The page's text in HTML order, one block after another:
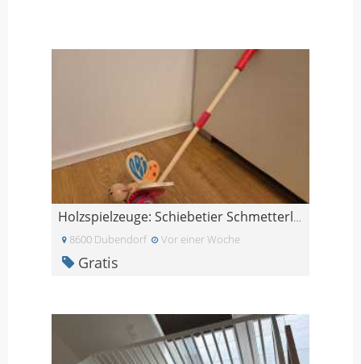
Holzspielzeuge: Schiebetier Schmetterling und Zieh
8600 Dubendorf Vor einer Woche
Gratis